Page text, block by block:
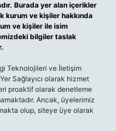
Burada yer alan içerikler
kurum ve kişiler hakkında
ve kişiler ile isim
bilgiler taslak
Teknolojileri ve İletişim
Sağlayıcı olarak hizmet
proaktif olarak denetleme
Ancak, üyelerimiz
olup, siteye üye olarak